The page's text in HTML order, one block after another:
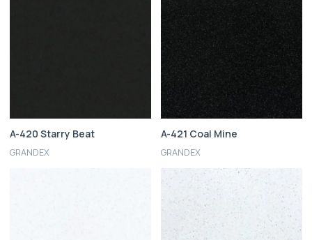
A-420 Starry Beat
GRANDEX
A-421 Coal Mine
GRANDEX